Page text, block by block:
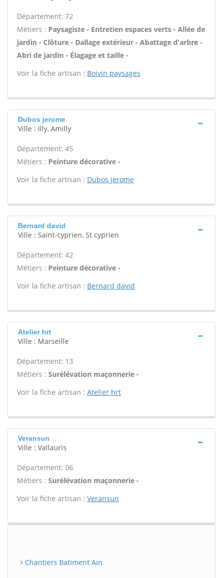
Département: 72
Métiers : Paysagiste - Entretien espaces verts - Allée de
jardin - Clôture - Dallage extérieur - Abattage d'arbre -
Abri de jardin - Élagage et taille -
Voir la fiche artisan : Boivin paysages
Dubos jerome
Ville : Illy, Amilly
Département: 45
Métiers : Peinture décorative -
Voir la fiche artisan : Dubos jerome
Bernard david
Ville : Saint-cyprien, St cyprien
Département: 42
Métiers : Peinture décorative -
Voir la fiche artisan : Bernard david
Atelier hrt
Ville : Marseille
Département: 13
Métiers : Surélévation maçonnerie -
Voir la fiche artisan : Atelier hrt
Veransun
Ville : Vallauris
Département: 06
Métiers : Surélévation maçonnerie -
Voir la fiche artisan : Veransun
Chantiers Batiment Ain